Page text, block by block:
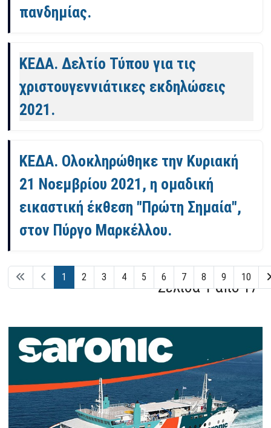
πανδημίας.
ΚΕΔΑ. Δελτίο Τύπου για τις
χριστουγεννιάτικες εκδηλώσεις
2021.
ΚΕΔΑ. Ολοκληρώθηκε την Κυριακή
21 Νοεμβρίου 2021, η ομαδική
εικαστική έκθεση "Πρώτη Σημαία",
στον Πύργο Μαρκέλλου.
Σελίδα 1 από 17
1 2 3 4 5 6 7 8 9 10